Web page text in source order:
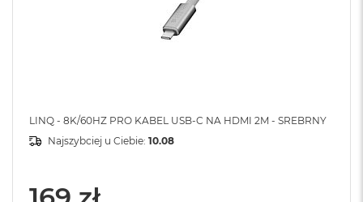
LINQ - 8K/60HZ PRO KABEL USB-C NA HDMI 2M - SREBRNY
Najszybciej u Ciebie: 10.08